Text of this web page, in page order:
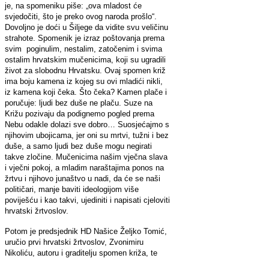
je, na spomeniku piše: „ova mladost će
svjedočiti, što je preko ovog naroda prošlo“.
Dovoljno je doći u Šiljege da vidite svu veličinu
strahote. Spomenik je izraz poštovanja prema
svim poginulim, nestalim, zatočenim i svima
ostalim hrvatskim mučenicima, koji su ugradili
život za slobodnu Hrvatsku. Ovaj spomen križ
ima boju kamena iz kojeg su ovi mladići nikli,
iz kamena koji čeka. Što čeka? Kamen plače i
poručuje: ljudi bez duše ne plaču. Suze na
Križu pozivaju da podignemo pogled prema
Nebu odakle dolazi sve dobro… Suosjećajmo s
njihovim ubojicama, jer oni su mrtvi, tužni i bez
duše, a samo ljudi bez duše mogu negirati
takve zločine. Mučenicima našim vječna slava
i vječni pokoj, a mladim naraštajima ponos na
žrtvu i njihovo junaštvo u nadi, da će se naši
političari, manje baviti ideologijom više
poviješću i kao takvi, ujediniti i napisati cjeloviti
hrvatski žrtvoslov.
Potom je predsjednik HD Našice Željko Tomić,
uručio prvi hrvatski žrtvoslov, Zvonimiru
Nikoliću, autoru i graditelju spomen križa, te